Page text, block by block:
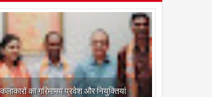
का गरिमामय प्रवेश और नियुक्तियां